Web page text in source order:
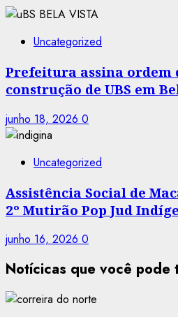
Uncategorized
Prefeitura assina ordem
construção de UBS em
junho 18, 2026 0
Uncategorized
Assistência Social de
2º Mutirão Pop Jud
junho 16, 2026 0
Notícicas que você pode